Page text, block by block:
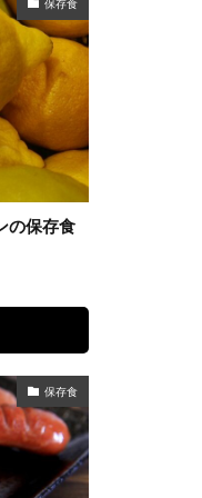
保存食
の保存食
保存食